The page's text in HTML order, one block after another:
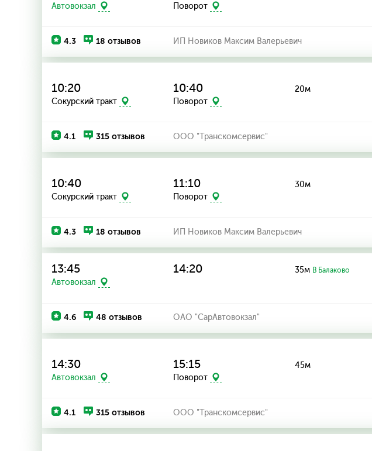
Автовокзал Поворот
4.3 18 отзывов ИП Новиков Максим Валерьевич
10:20
Сокурский тракт
10:40
Поворот
20м
4.1 315 отзывов ООО "Транскомсервис"
10:40
Сокурский тракт
11:10
Поворот
30м
4.3 18 отзывов ИП Новиков Максим Валерьевич
13:45
Автовокзал
14:20 35м В Балаково
4.6 48 отзывов ОАО "СарАвтовокзал"
14:30
Автовокзал
15:15
Поворот
45м
4.1 315 отзывов ООО "Транскомсервис"